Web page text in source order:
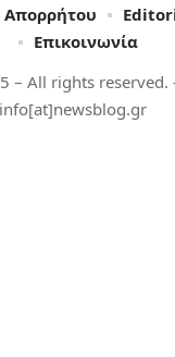
– All rights reserved.
info[at]newsblog.gr
Απορρήτου
Επικοινωνία